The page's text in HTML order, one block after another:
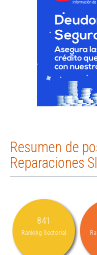
Resumen de
Reparaciones Sl
841
Ranking Sectorial